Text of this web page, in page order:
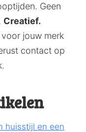
Geen
Creatief.
jouw merk
contact op
huisstijl en een